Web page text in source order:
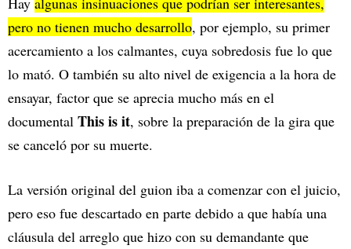
pero no tienen mucho desarrollo, por ejemplo, su primer
acercamiento a los calmantes, cuya sobredosis fue lo que
lo mató. O también su alto nivel de exigencia a la hora de
ensayar, factor que se aprecia mucho más en el
documental This is it, sobre la preparación de la gira que
se canceló por su muerte.
La versión original del guion iba a comenzar con el juicio,
pero eso fue descartado en parte debido a que había una
cláusula del arreglo que hizo con su demandante que